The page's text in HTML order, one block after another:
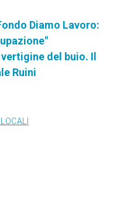
Diamo Lavoro:
del buio. Il
Ruini